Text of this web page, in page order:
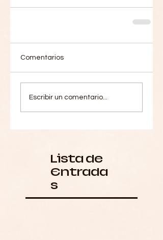
Comentarios
Escribir un comentario...
Lista de
Entrada
s